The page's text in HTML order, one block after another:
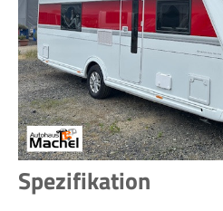
Spezifikation